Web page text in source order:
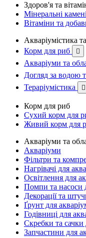
Здоров'я та
Мінеральні
Вітаміни та
Акваріумістика
Корм для риб

Акваріуми та
Догляд за водою
Тераріумістика 
Корм для риб
Сухий корм для
Живий корм для
Акваріуми та
Акваріуми
Фільтри та
Нагрівачі для
Освітлення для
Помпи та насоси
Декорації та
Ґрунт для
Годівниці для
Скребки та сачки
Запчастини для